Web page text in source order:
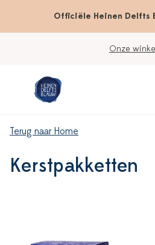
Officiële Heinen Delfts
Onze
Terug naar Home
Kerstpakketten